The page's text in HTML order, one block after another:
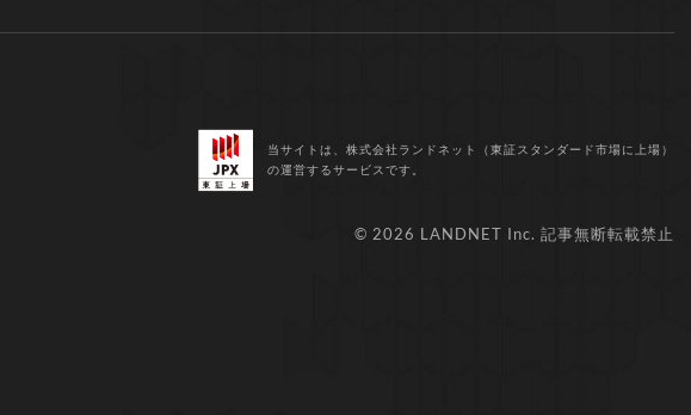
当サイトは、株式会社ランドネット（東証スタンダード市場に上場）
の運営するサービスです。
© 2026 LANDNET Inc. 記事無断転載禁止